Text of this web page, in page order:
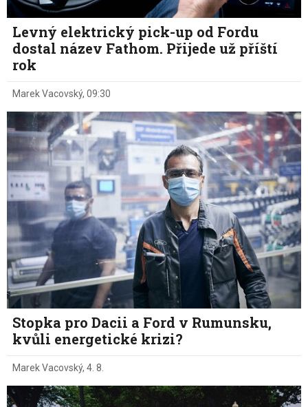
Levný elektrický pick-up od Fordu
dostal název Fathom. Přijede už příští
rok
Marek Vacovský, 09:30
Stopka pro Dacii a Ford v Rumunsku,
kvůli energetické krizi?
Marek Vacovský, 4. 8.